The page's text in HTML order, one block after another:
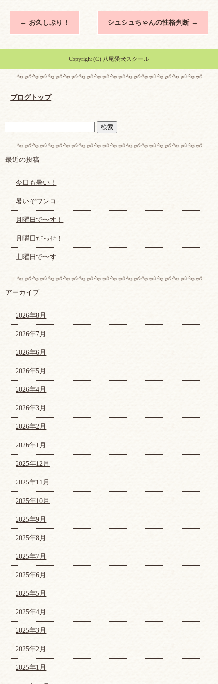
← お久しぶり！ シュシュちゃんの性格判断 →
Copyright (C) 八尾愛犬スクール
ブログトップ
最近の投稿
今日も暑い！
暑いぞワンコ
月曜日で〜す！
月曜日だっせ！
土曜日で〜す
アーカイブ
2026年8月
2026年7月
2026年6月
2026年5月
2026年4月
2026年3月
2026年2月
2026年1月
2025年12月
2025年11月
2025年10月
2025年9月
2025年8月
2025年7月
2025年6月
2025年5月
2025年4月
2025年3月
2025年2月
2025年1月